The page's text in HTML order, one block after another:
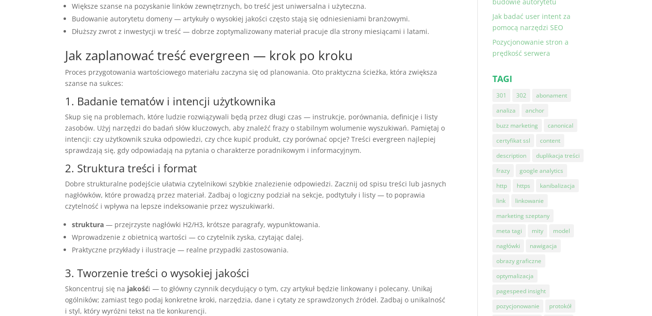
Większe szanse na pozyskanie linków zewnętrznych, bo treść jest uniwersalna i użyteczna.
Budowanie autorytetu domeny — artykuły o wysokiej jakości często stają się odniesieniami branżowymi.
Dłuższy zwrot z inwestycji w treść — dobrze zoptymalizowany materiał pracuje dla strony miesiącami i latami.
Jak zaplanować treść evergreen — krok po kroku
Proces przygotowania wartościowego materiału zaczyna się od planowania. Oto praktyczna ścieżka, która zwiększa
szanse na sukces:
1. Badanie tematów i intencji użytkownika
Skup się na problemach, które ludzie rozwiązywali będą przez długi czas — instrukcje, porównania, definicje i listy
zasobów. Użyj narzędzi do badań słów kluczowych, aby znaleźć frazy o stabilnym wolumenie wyszukiwań. Pamiętaj o
intencji: czy użytkownik szuka odpowiedzi, czy chce kupić produkt, czy porównać opcje? Treści evergreen najlepiej
sprawdzają się, gdy odpowiadają na pytania o charakterze poradnikowym i informacyjnym.
2. Struktura treści i format
Dobre strukturalne podejście ułatwia czytelnikowi szybkie znalezienie odpowiedzi. Zacznij od spisu treści lub jasnych
nagłówków, które prowadzą przez materiał. Zadbaj o logiczny podział na sekcje, podtytuły i listy — to poprawia
czytelność i wpływa na lepsze indeksowanie przez wyszukiwarki.
struktura — przejrzyste nagłówki H2/H3, krótsze paragrafy, wypunktowania.
Wprowadzenie z obietnicą wartości — co czytelnik zyska, czytając dalej.
Praktyczne przykłady i ilustracje — realne przypadki zastosowania.
3. Tworzenie treści o wysokiej jakości
Skoncentruj się na jakośći — to główny czynnik decydujący o tym, czy artykuł będzie linkowany i polecany. Unikaj
ogólników; zamiast tego podaj konkretne kroki, narzędzia, dane i cytaty ze sprawdzonych źródeł. Zadbaj o unikalność
i styl, który wyróżni tekst na tle konkurencji.
Jak badać user intent za
pomocą narzędzi SEO
Pozycjonowanie stron a
prędkość serwera
TAGI
301 302
abonament
analiza
anchor
buzz marketing
canonical
certyfikat ssl
content
description
duplikacja treści
frazy
google analytics
http
https
kanibalizacja
link
linkowanie
marketing szeptany
meta tagi
mity
model
nagłówki
nawigacja
obrazy graficzne
optymalizacja
pagespeed insight
pozycjonowanie
protokół